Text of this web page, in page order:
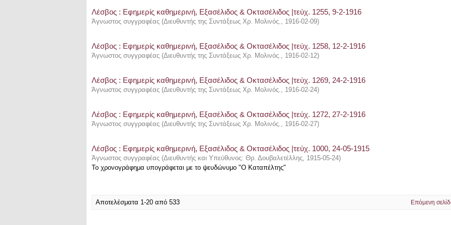
Λέσβος : Eφημερίς καθημερινή, Εξασέλιδος & Οκτασέλιδος |τεύχ. 1255, 9-2-1916
Άγνωστος συγγραφέας (Διευθυντής της Συντάξεως Χρ. Μολινός., 1916-02-09)
Λέσβος : Eφημερίς καθημερινή, Εξασέλιδος & Οκτασέλιδος |τεύχ. 1258, 12-2-1916
Άγνωστος συγγραφέας (Διευθυντής της Συντάξεως Χρ. Μολινός., 1916-02-12)
Λέσβος : Eφημερίς καθημερινή, Εξασέλιδος & Οκτασέλιδος |τεύχ. 1269, 24-2-1916
Άγνωστος συγγραφέας (Διευθυντής της Συντάξεως Χρ. Μολινός., 1916-02-24)
Λέσβος : Eφημερίς καθημερινή, Εξασέλιδος & Οκτασέλιδος |τεύχ. 1272, 27-2-1916
Άγνωστος συγγραφέας (Διευθυντής της Συντάξεως Χρ. Μολινός., 1916-02-27)
Λέσβος : Eφημερίς καθημερινή, Εξασέλιδος & Οκτασέλιδος |τεύχ. 1000, 24-05-1915
Άγνωστος συγγραφέας (Διευθυντής και Υπεύθυνος: Θρ. Δουβαλετέλλης, 1915-05-24)
Το χρονογράφημα υπογράφεται με το ψευδώνυμο "Ο Καταπέλτης"
Αποτελέσματα 1-20 από 533 Επόμενη